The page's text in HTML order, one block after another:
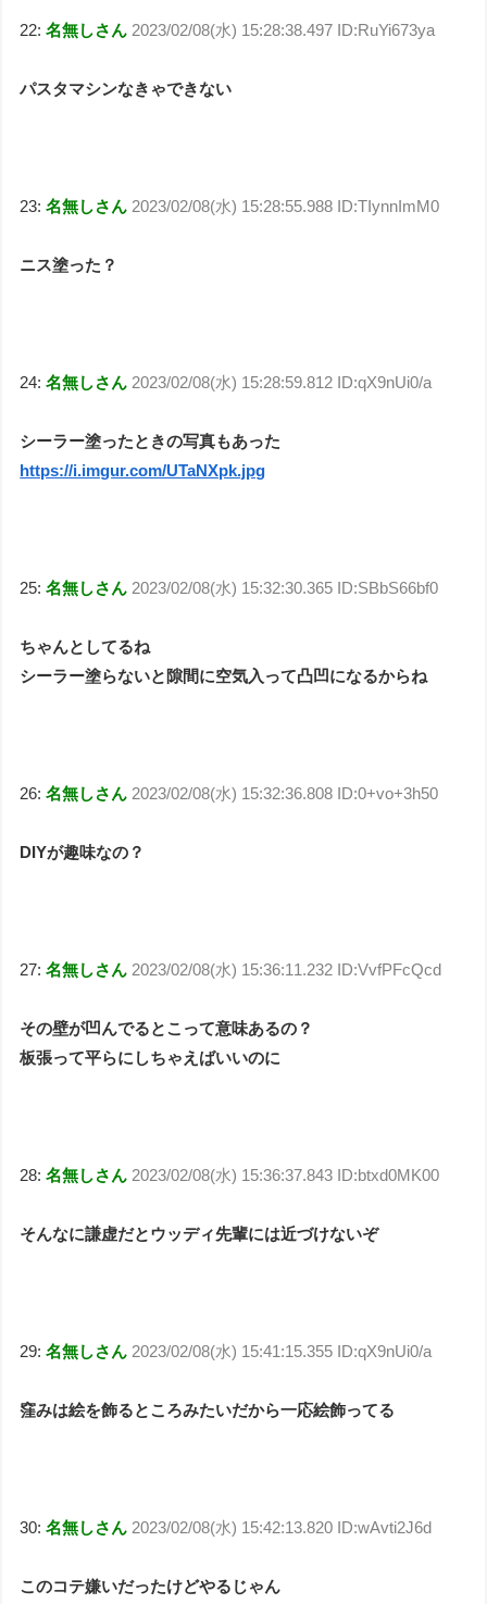
22:名無しさん 2023/02/08(水) 15:28:38.497 ID:RuYi673ya
パスタマシンなきゃできない
23:名無しさん 2023/02/08(水) 15:28:55.988 ID:TIynnImM0
ニス塗った？
24:名無しさん 2023/02/08(水) 15:28:59.812 ID:qX9nUi0/a
シーラー塗ったときの写真もあった
https://i.imgur.com/UTaNXpk.jpg
25:名無しさん 2023/02/08(水) 15:32:30.365 ID:SBbS66bf0
ちゃんとしてるね
シーラー塗らないと隙間に空気入って凸凹になるからね
26:名無しさん 2023/02/08(水) 15:32:36.808 ID:0+vo+3h50
DIYが趣味なの？
27:名無しさん 2023/02/08(水) 15:36:11.232 ID:VvfPFcQcd
その壁が凹んでるとこって意味あるの？
板張って平らにしちゃえばいいのに
28:名無しさん 2023/02/08(水) 15:36:37.843 ID:btxd0MK00
そんなに謙虚だとウッディ先輩には近づけないぞ
29:名無しさん 2023/02/08(水) 15:41:15.355 ID:qX9nUi0/a
窪みは絵を飾るところみたいだから一応絵飾ってる
30:名無しさん 2023/02/08(水) 15:42:13.820 ID:wAvti2J6d
このコテ嫌いだったけどやるじゃん